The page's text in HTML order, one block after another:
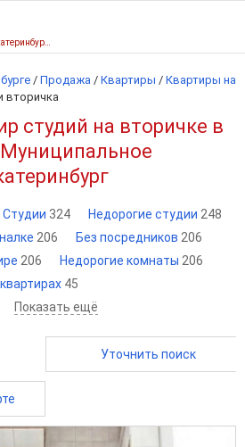
/ Продажа / Квартиры / Квартиры на
вторичка
студий на вторичке в
Муниципальное
Студии 324 Недорогие студии 248
206 Без посредников 206
206 Недорогие комнаты 206
45
Показать ещё
Уточнить поиск